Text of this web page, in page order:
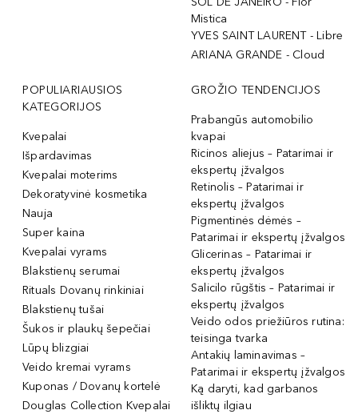
Mistica
YVES SAINT LAURENT - Libre
ARIANA GRANDE - Cloud
POPULIARIAUSIOS
KATEGORIJOS
Kvepalai
Išpardavimas
Kvepalai moterims
Dekoratyvinė kosmetika
Nauja
Super kaina
Kvepalai vyrams
Blakstienų serumai
Rituals Dovanų rinkiniai
Blakstienų tušai
Šukos ir plaukų šepečiai
Lūpų blizgiai
Veido kremai vyrams
Kuponas / Dovanų kortelė
Douglas Collection Kvepalai
GROŽIO TENDENCIJOS
Prabangūs automobilio
kvapai
Ricinos aliejus – Patarimai ir
ekspertų įžvalgos
Retinolis – Patarimai ir
ekspertų įžvalgos
Pigmentinės dėmės –
Patarimai ir ekspertų įžvalgos
Glicerinas – Patarimai ir
ekspertų įžvalgos
Salicilo rūgštis – Patarimai ir
ekspertų įžvalgos
Veido odos priežiūros rutina:
teisinga tvarka
Antakių laminavimas –
Patarimai ir ekspertų įžvalgos
Ką daryti, kad garbanos
išliktų ilgiau